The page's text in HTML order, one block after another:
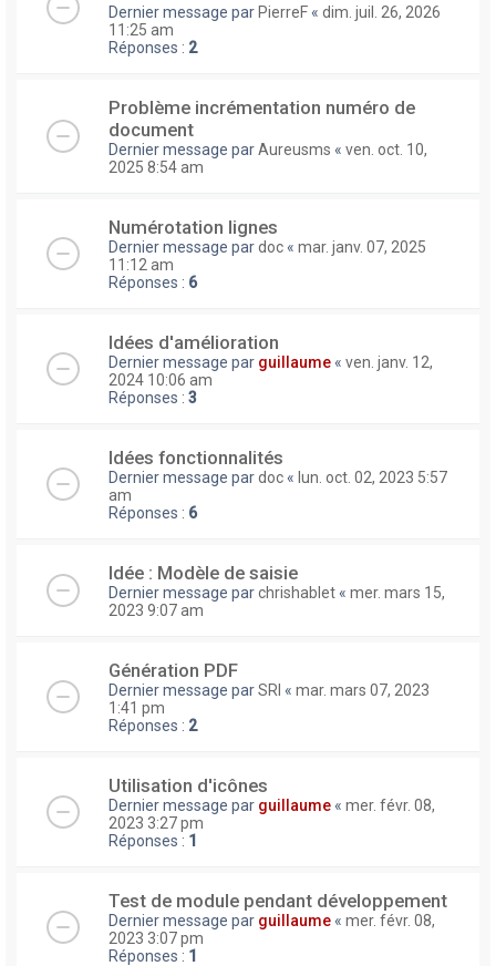
Dernier message parPierreF « dim. juil. 26, 2026
11:25 am
Réponses : 2
Problème incrémentation numéro de
document
Dernier message parAureusms « ven. oct. 10,
2025 8:54 am
Numérotation lignes
Dernier message pardoc « mar. janv. 07, 2025
11:12 am
Réponses : 6
Idées d'amélioration
Dernier message par guillaume « ven. janv. 12,
2024 10:06 am
Réponses : 3
Idées fonctionnalités
Dernier message pardoc « lun. oct. 02, 2023 5:57
am
Réponses : 6
Idée : Modèle de saisie
Dernier message parchrishablet « mer. mars 15,
2023 9:07 am
Génération PDF
Dernier message parSRI « mar. mars 07, 2023
1:41 pm
Réponses : 2
Utilisation d'icônes
Dernier message par guillaume « mer. févr. 08,
2023 3:27 pm
Réponses : 1
Test de module pendant développement
Dernier message par guillaume « mer. févr. 08,
2023 3:07 pm
Réponses : 1